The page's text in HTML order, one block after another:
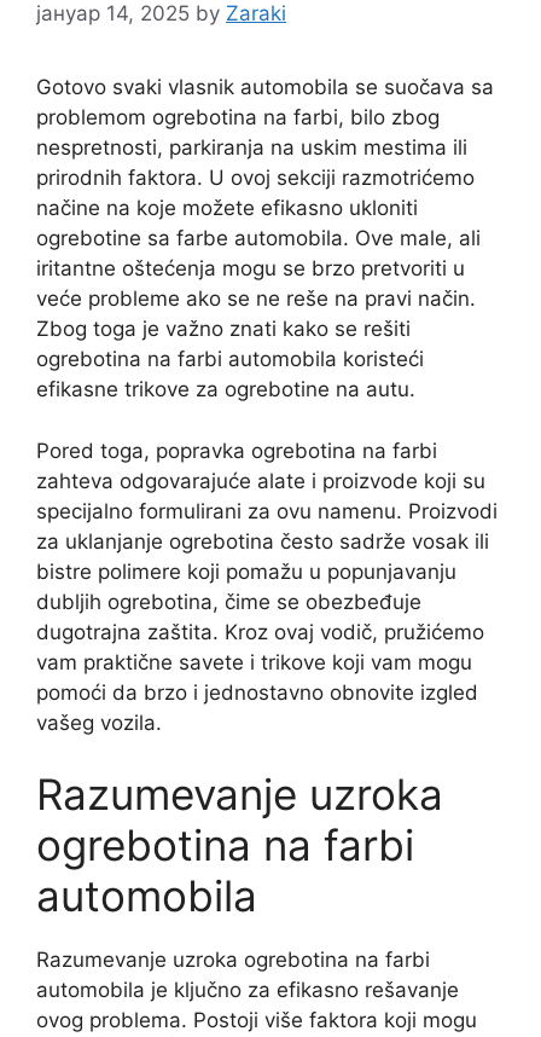
јануар 14, 2025 by Zaraki
Gotovo svaki vlasnik automobila se suočava sa
problemom ogrebotina na farbi, bilo zbog
nespretnosti, parkiranja na uskim mestima ili
prirodnih faktora. U ovoj sekciji razmotrićemo
načine na koje možete efikasno ukloniti
ogrebotine sa farbe automobila. Ove male, ali
iritantne oštećenja mogu se brzo pretvoriti u
veće probleme ako se ne reše na pravi način.
Zbog toga je važno znati kako se rešiti
ogrebotina na farbi automobila koristeći
efikasne trikove za ogrebotine na autu.
Pored toga, popravka ogrebotina na farbi
zahteva odgovarajuće alate i proizvode koji su
specijalno formulirani za ovu namenu. Proizvodi
za uklanjanje ogrebotina često sadrže vosak ili
bistre polimere koji pomažu u popunjavanju
dubljih ogrebotina, čime se obezbeđuje
dugotrajna zaštita. Kroz ovaj vodič, pružićemo
vam praktične savete i trikove koji vam mogu
pomoći da brzo i jednostavno obnovite izgled
vašeg vozila.
Razumevanje uzroka
ogrebotina na farbi
automobila
Razumevanje uzroka ogrebotina na farbi
automobila je ključno za efikasno rešavanje
ovog problema. Postoji više faktora koji mogu